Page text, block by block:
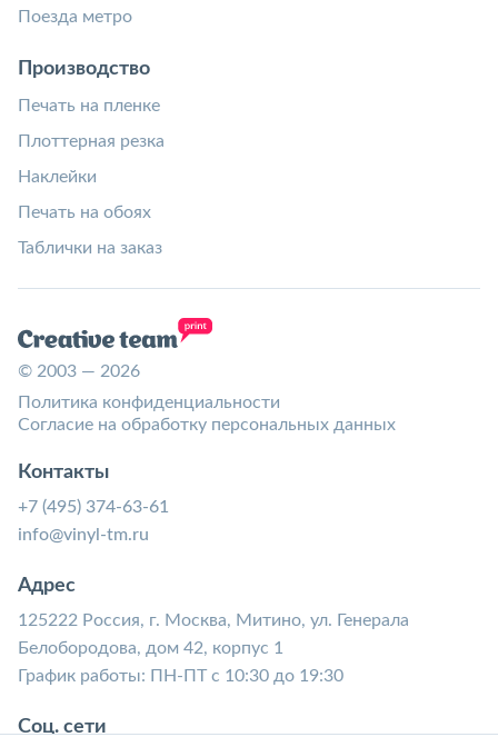
Поезда метро
Производство
Печать на пленке
Плоттерная резка
Наклейки
Печать на обоях
Таблички на заказ
© 2003 — 2026
Политика конфиденциальности
Согласие на обработку персональных данных
Контакты
+7 (495) 374-63-61
info@vinyl-tm.ru
Адрес
125222 Россия, г. Москва, Митино, ул. Генерала
Белобородова, дом 42, корпус 1
График работы: ПН-ПТ с 10:30 до 19:30
Соц. сети